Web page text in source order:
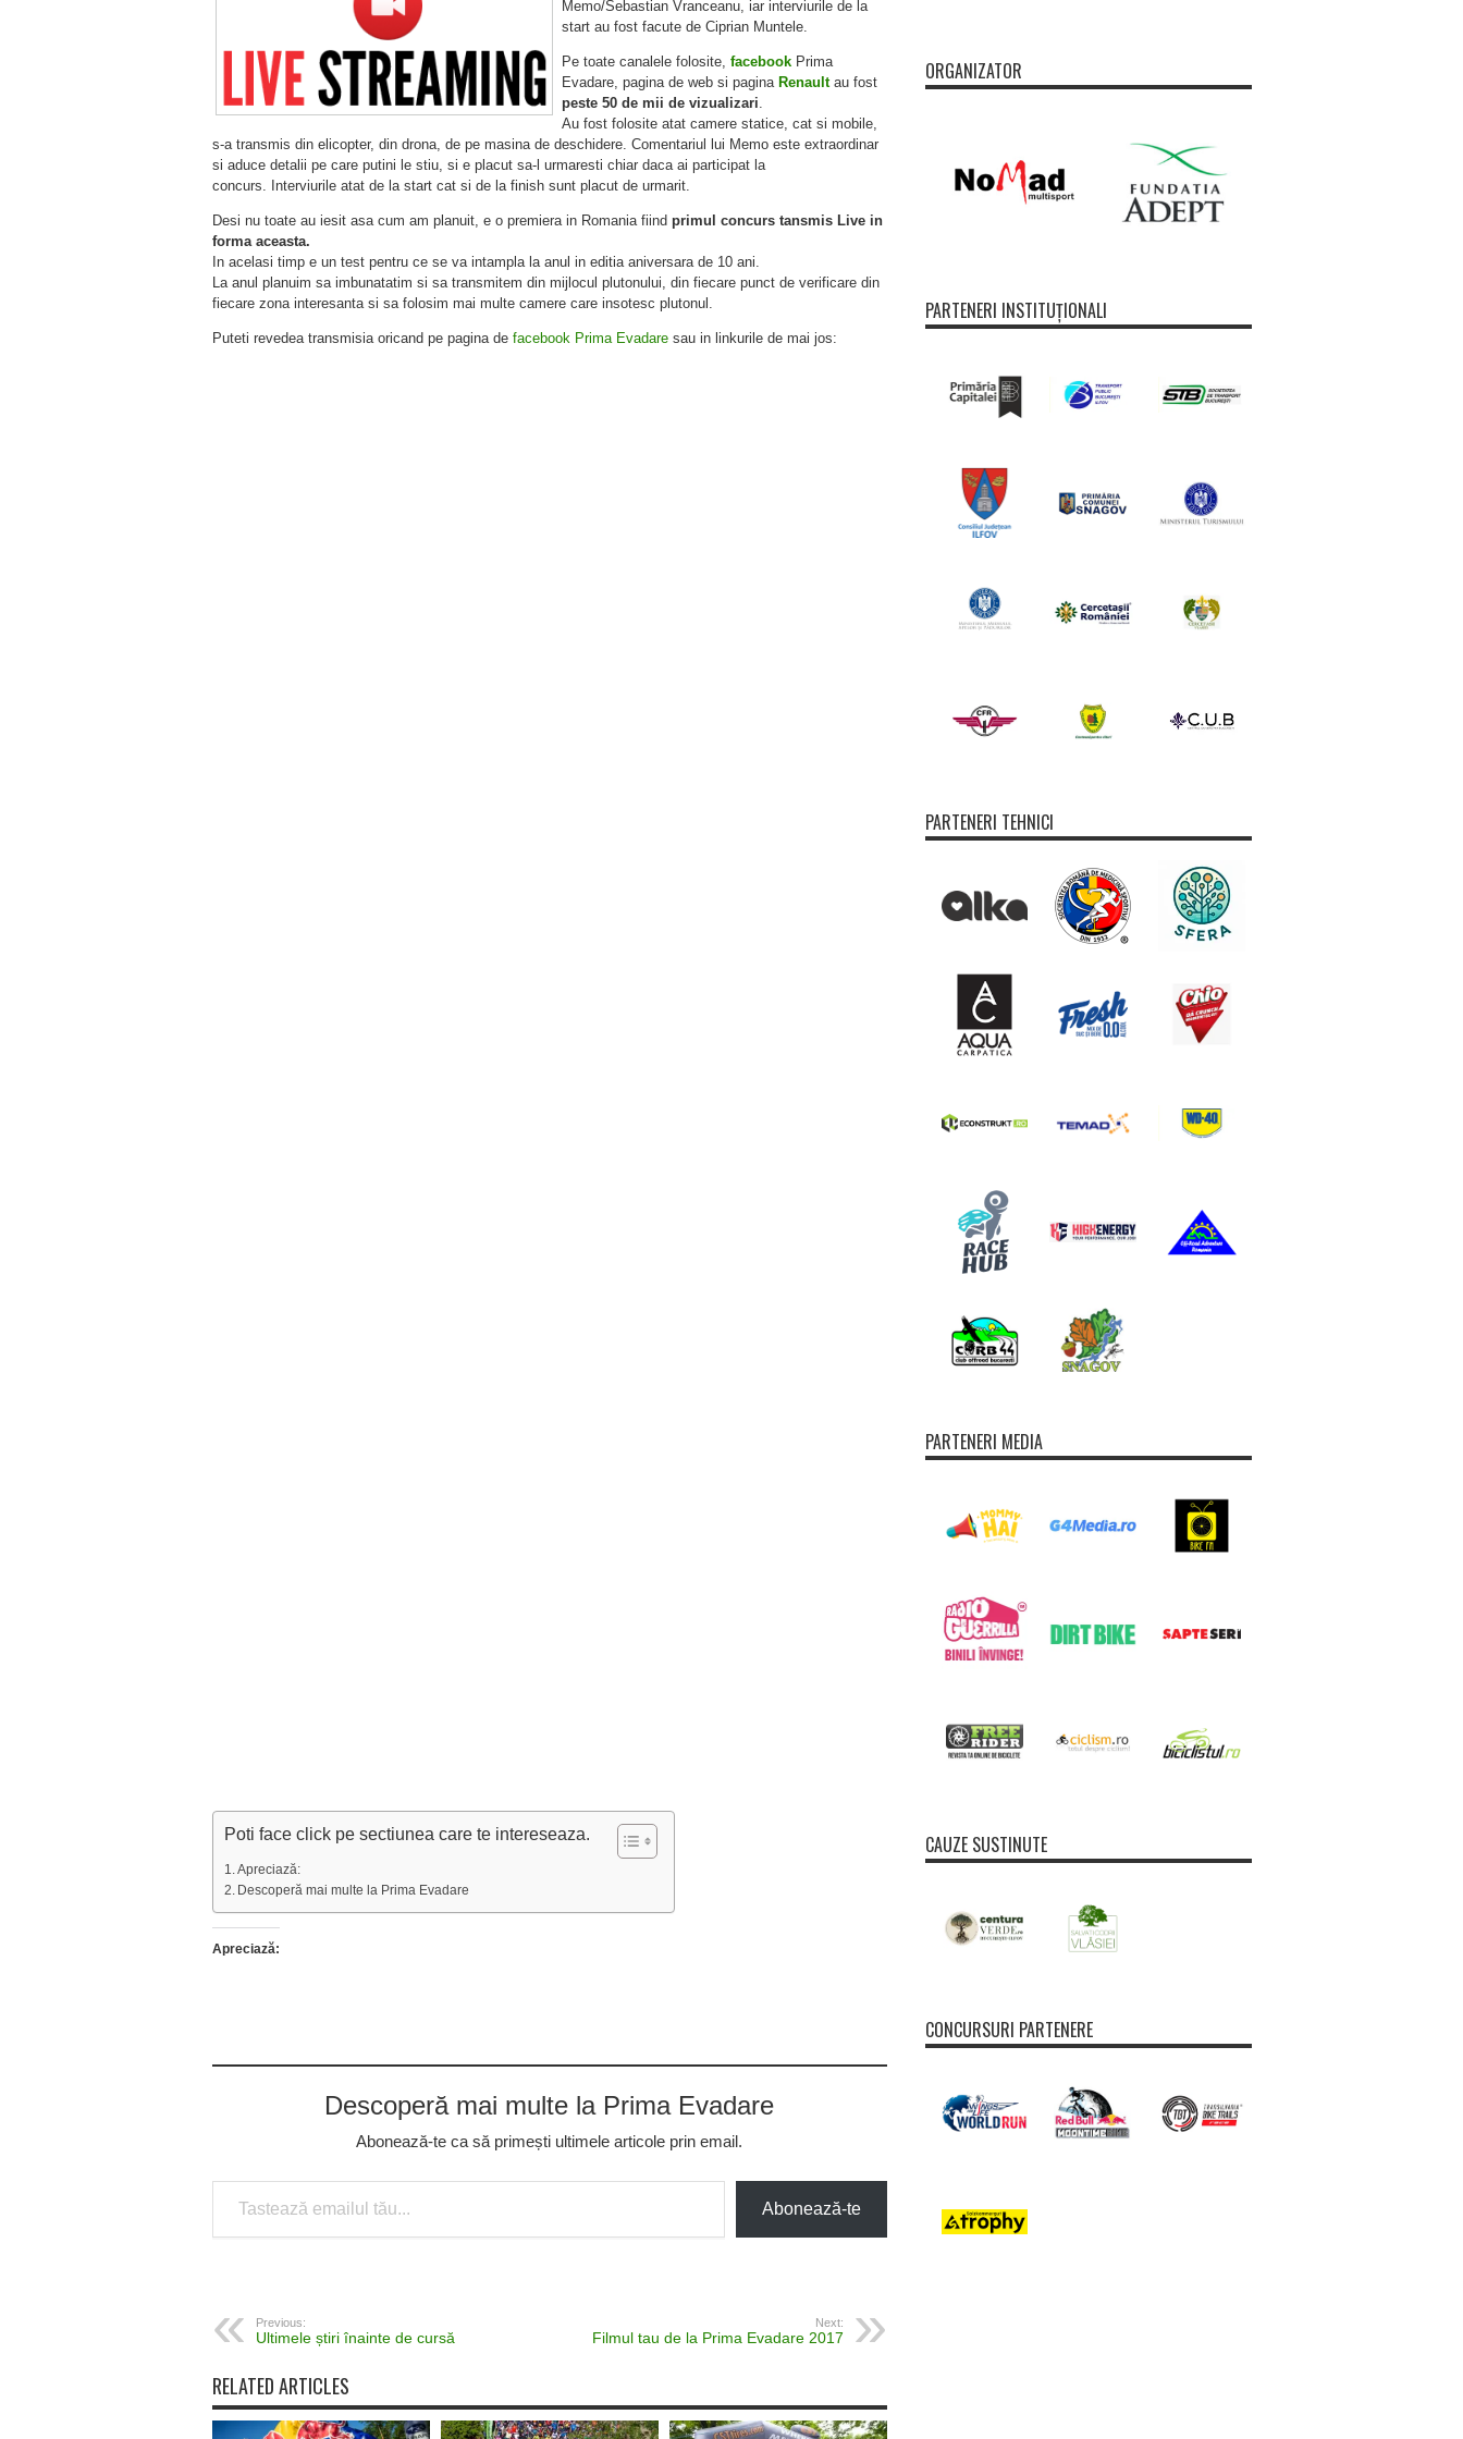
Memo/Sebastian Vranceanu, iar interviurile de la
start au fost facute de Ciprian Muntele.
Pe toate canalele folosite, facebook Prima
Evadare, pagina de web si pagina Renault au fost
peste 50 de mii de vizualizari
Au fost folosite atat camere statice, cat si mobile,
s-a transmis din elicopter, din drona, de pe masina de deschidere. Comentariul lui Memo este extraordinar
si aduce detalii pe care putini le stiu, si e placut sa-l urmaresti chiar daca ai participat la
concurs. Interviurile atat de la start cat si de la finish sunt placut de urmarit.
Desi nu toate au iesit asa cum am planuit, e o premiera in Romania fiind primul concurs tansmis Live in
forma aceasta.
In acelasi timp e un test pentru ce se va intampla la anul in editia aniversara de 10 ani.
La anul planuim sa imbunatatim si sa transmitem din mijlocul plutonului, din fiecare punct de verificare din
fiecare zona interesanta si sa folosim mai multe camere care insotesc plutonul.
Puteti revedea transmisia oricand pe pagina de facebook Prima Evadaresau in linkurile de mai jos:
Poti face click pe sectiunea care te intereseaza.
Apreciază:
Descoperă mai multe la Prima Evadare
Apreciază:
Descoperă mai multe la Prima Evadare
Abonează-te ca să primești ultimele articole prin email.
Tastează emailul tău...
Abonează-te
Previous:
Ultimele știri înainte de cursă
Next:
Filmul tau de la Prima Evadare 2017
RELATED ARTICLES
ORGANIZATOR
PARTENERI INSTITUȚIONALI
PARTENERI TEHNICI
PARTENERI MEDIA
CAUZE SUSTINUTE
CONCURSURI PARTENERE